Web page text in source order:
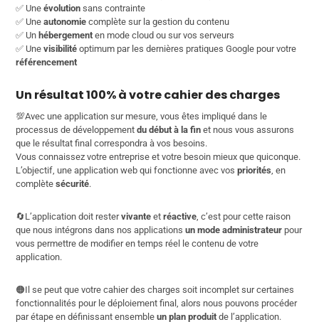
✅ Uneévolutionsans contrainte
✅ Uneautonomiecomplète sur la gestion du contenu
✅ Un hébergementen mode cloud ou sur vos serveurs
✅ Unevisibilitéoptimum par les dernières pratiques Google pour votre
référencement
Un résultat 100% à votre cahier des charges
💯Avec une application sur mesure, vous êtes impliqué dans le
processus de développementdu début à la fin et nous vous assurons
que le résultat final correspondra à vos besoins.
Vous connaissez votre entreprise et votre besoin mieux que quiconque.
L’objectif, une application web qui fonctionne avec vospriorités , en
complètesécurité.
🔄L’application doit restervivanteetréactive , c’est pour cette raison
que nous intégrons dans nos applicationsun mode administrateur pour
vous permettre de modifier en temps réel le contenu de votre
application.
🟠Il se peut que votre cahier des charges soit incomplet sur certaines
fonctionnalités pour le déploiement final, alors nous pouvons procéder
par étape en définissant ensembleun plan produit de l’application.